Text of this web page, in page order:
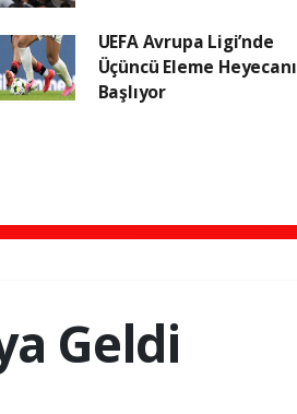
UEFA Avrupa Ligi’nde
Üçüncü Eleme Heyecanı
Başlıyor
Geldi